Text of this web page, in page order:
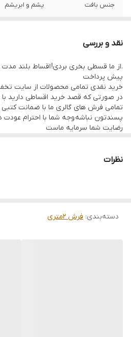
جنس بافت پشم و ابریشم
وضعیت کالا
نقد و بررسی
پیش پرداخت
خرید نقدی تمامی محصولات از سایت
در صورتی که قصد خرید اقساطی دارید با
پسندتون نباشه وجه شما با احترام عودت
رضایت شما سرمایه ماست
از فلسطین اشعالی) پذیرفته میشود
نظرات
دسته‌بندی: فرش 2متری